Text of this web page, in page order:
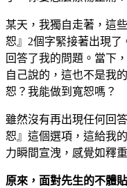
某天，我獨自走著，這
恕』2個字緊接著出現了
回答了我的問題。當下
自己說的，這也不是我
恕？我能做到寬恕嗎？
雖然沒有再出現任何回
恕』這個選項，這給我
力瞬間宣洩，感覺如釋
原來，面對先生的不體